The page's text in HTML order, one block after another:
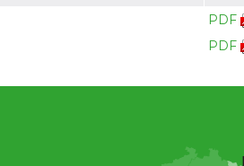
PDF
PDF